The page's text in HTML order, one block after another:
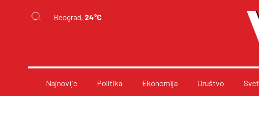
Beograd, 24°C
Najnovije Politika Ekonomija Društvo Svet